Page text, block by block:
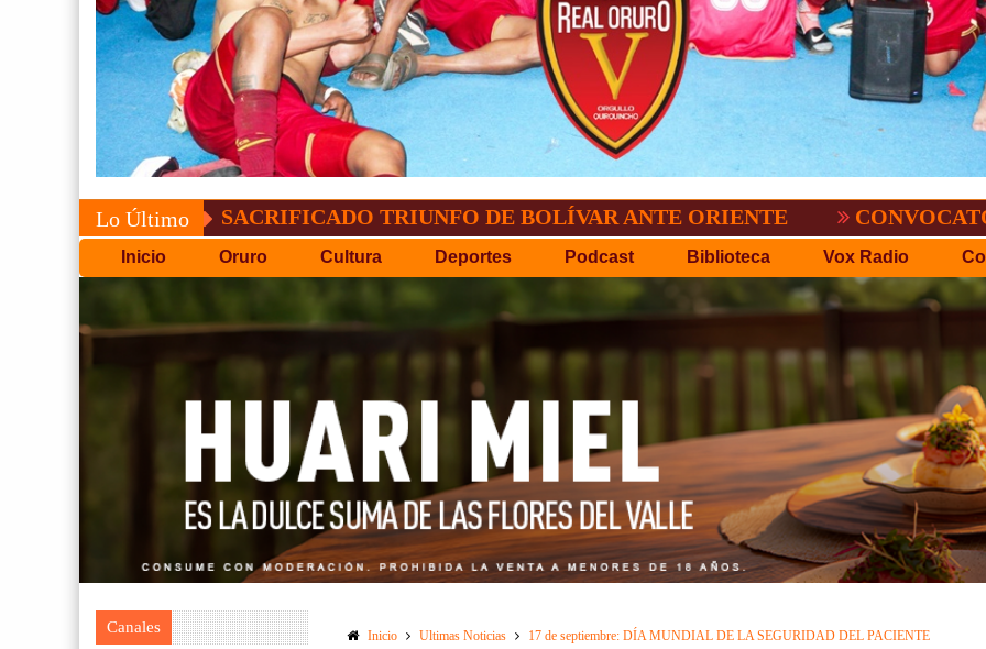
Lo Último
SACRIFICADO TRIUNFO DE BOLÍVAR ANTE ORIENTE CONVOCATORIA DEL
Inicio Oruro Cultura Deportes Podcast Biblioteca Vox Radio
Canales Inicio Ultimas Noticias 17 de septiembre: DÍA MUNDIAL DE LA SEGURIDAD DEL PACIENTE